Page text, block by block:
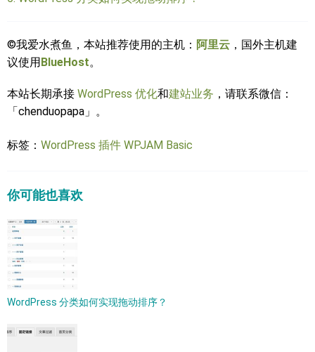
©我爱水煮鱼，本站推荐使用的主机： 阿里云 ，国外主机建
议使用 BlueHost。
本站长期承接 WordPress 优化和建站业务 ，请联系微信：
「chenduopapa」。
标签： WordPress 插件 WPJAM Basic
你可能也喜欢
WordPress 分类如何实现拖动排序？